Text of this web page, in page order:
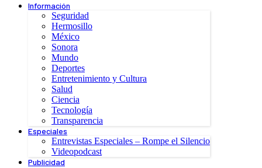
Información
Seguridad
Hermosillo
México
Sonora
Mundo
Deportes
Entretenimiento y Cultura
Salud
Ciencia
Tecnología
Transparencia
Especiales
Entrevistas Especiales – Rompe el Silencio
Videopodcast
Publicidad